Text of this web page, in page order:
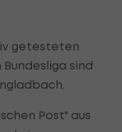
getesteten
sind
Post" aus